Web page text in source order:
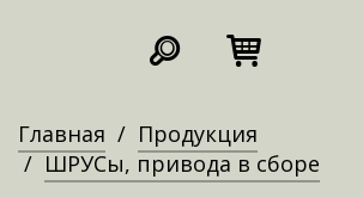
Главная
Продукция
ШРУСы, привода в сборе